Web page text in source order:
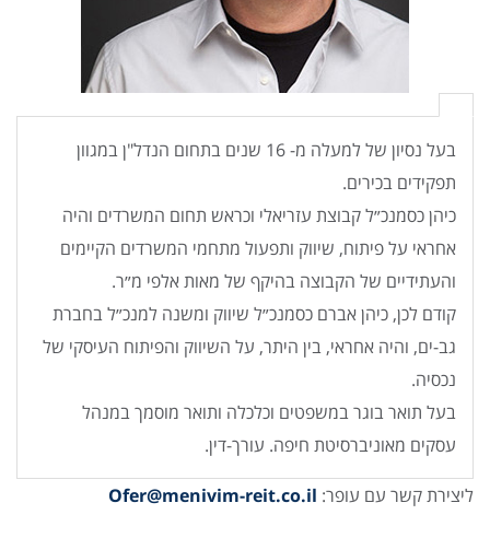
בעל נסיון של למעלה מ- 16 שנים בתחום הנדל"ן במגוון
תפקידים בכירים.
כיהן כסמנכ״ל קבוצת עזריאלי וכראש תחום המשרדים והיה
אחראי על פיתוח, שיווק ותפעול מתחמי המשרדים הקיימים
והעתידיים של הקבוצה בהיקף של מאות אלפי מ״ר.
קודם לכן, כיהן אברם כסמנכ״ל שיווק ומשנה למנכ״ל בחברת
גב-ים, והיה אחראי, בין היתר, על השיווק והפיתוח העיסקי של
נכסיה.
בעל תואר בוגר במשפטים וכלכלה ותואר מוסמך במנהל
עסקים מאוניברסיטת חיפה. עורך-דין.
ליצירת קשר עם עופר: